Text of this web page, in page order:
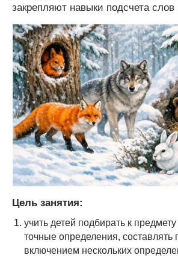
закрепляют навыки подсчета
Цель занятия:
учить детей подбирать к
точные определения, составлять
включением нескольких